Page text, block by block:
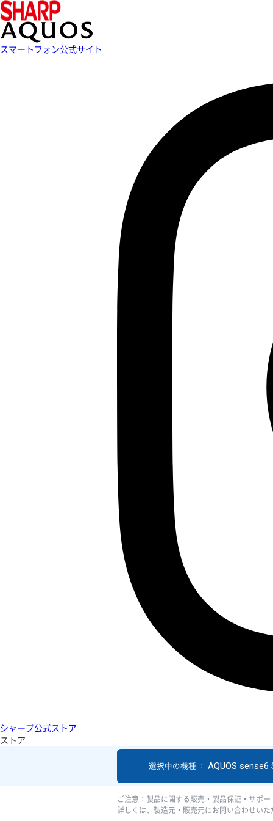
スマートフォン公式サイト
シャープ公式ストア
ストア
選択中の機種 ： AQUOS sense6
ご注意：製品に関する販売・製品保証・サポ
詳しくは、製造元・販売元にお問い合わせい